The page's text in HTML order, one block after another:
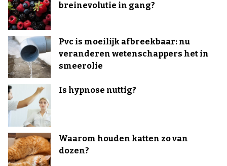
breinevolutie in gang?
Pvc is moeilijk afbreekbaar: nu
veranderen wetenschappers het in
smeerolie
Is hypnose nuttig?
Waarom houden katten zo van
dozen?